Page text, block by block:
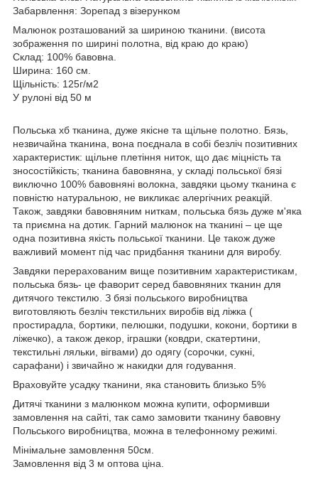
Забарвлення: Зорепад з візерунком
Малюнок розташований за шириною тканини. (висота
зображення по ширині полотна, від краю до краю)
Склад: 100% бавовна.
Ширина: 160 см.
Щільність: 125г/м2
У рулоні від 50 м
Польська хб тканина, дуже якісне та щільне полотно. Бязь,
незвичайна тканина, вона поєднала в собі безліч позитивних
характеристик: щільне плетіння ниток, що дає міцність та
зносостійкість; тканина бавовняна, у складі польської бязі
виключно 100% бавовняні волокна, завдяки цьому тканина є
повністю натуральною, не викликає алергічних реакцій.
Також, завдяки бавовняним ниткам, польська бязь дуже м'яка
та приємна на дотик. Гарний малюнок на тканині – це ще
одна позитивна якість польської тканини. Це також дуже
важливий момент під час придбання тканини для виробу.
Завдяки перерахованим вище позитивним характеристикам,
польська бязь- це фаворит серед бавовняних тканин для
дитячого текстилю. З бязі польського виробництва
виготовляють безліч текстильних виробів від ліжка (
простирадла, бортики, пелюшки, подушки, кокони, бортики в
ліжечко), а також декор, іграшки (ковдри, скатертини,
текстильні ляльки, вігвами) до одягу (сорочки, сукні,
сарафани) і звичайно ж накидки для годування.
Враховуйте усадку тканини, яка становить близько 5%
Дитячі тканини з малюнком можна купити, оформивши
замовлення на сайті, так само замовити тканину бавовну
Польського виробництва, можна в телефонному режимі.
Мінімальне замовлення 50см.
Замовлення від 3 м оптова ціна.